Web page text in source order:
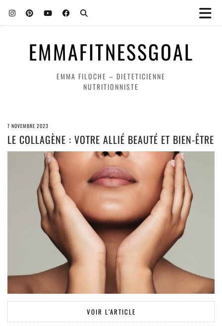
EMMAFITNESSGOAL
EMMA FILOCHE – DIETETICIENNE
NUTRITIONNISTE
7 NOVEMBRE 2023
LE COLLAGÈNE : VOTRE ALLIÉ BEAUTÉ ET BIEN-ÊTRE
VOIR L’ARTICLE